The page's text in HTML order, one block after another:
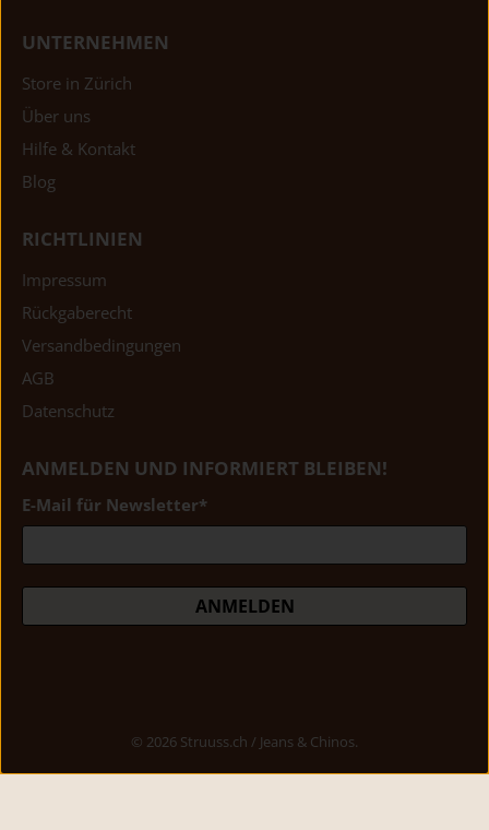
UNTERNEHMEN
Store in Zürich
Über uns
Hilfe & Kontakt
Blog
RICHTLINIEN
Impressum
Rückgaberecht
Versandbedingungen
AGB
Datenschutz
ANMELDEN UND INFORMIERT BLEIBEN!
E-Mail für Newsletter*
ANMELDEN
© 2026 Struuss.ch / Jeans & Chinos.